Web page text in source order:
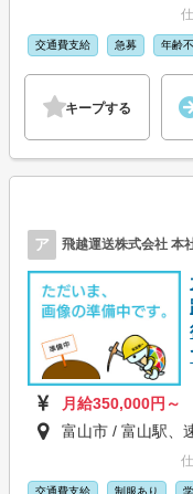
交通費支給 急募 年齢
キープする
ア 飛越運送株式会社 本
月給350,000円～
富山市 / 富山駅、
交通費支給 制服あり